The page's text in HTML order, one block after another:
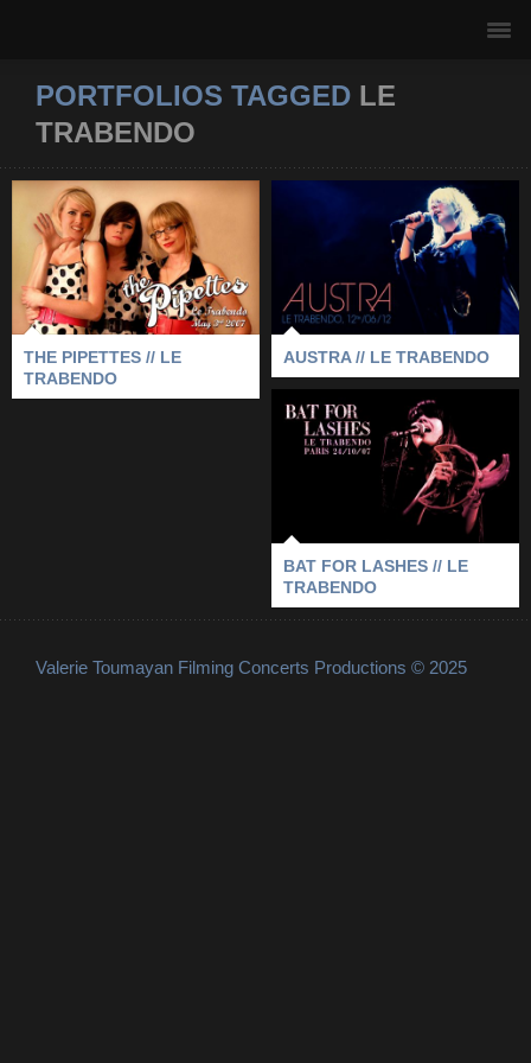
PORTFOLIOS TAGGED LE
TRABENDO
THE PIPETTES // LE
TRABENDO
2007- LE TRABENDO -PARIS-
THE PIPETTES
THE PIPETTES // LE
TRABENDO
AUSTRA // LE
TRABENDO
-LE TRABENDO
PARIS
AUSTRA // LE TRABENDO
BAT FOR LASHES //
LE TRABENDO
BAT FOR LASHES-
LE TRABENDO-PARIS
BAT FOR LASHES // LE
TRABENDO
Valerie Toumayan Filming Concerts Productions © 2025